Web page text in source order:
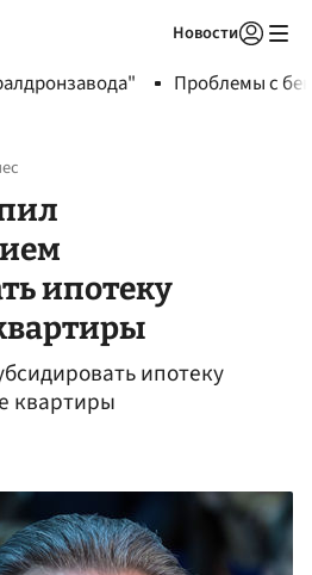
Новости
Проблемы с
ипотеку
ипотеку
квартиры